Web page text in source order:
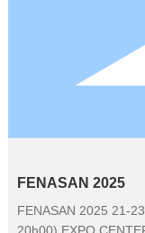
FENASAN 2025
FENASAN 2025 21-23 oct. 2025 (13h00 à